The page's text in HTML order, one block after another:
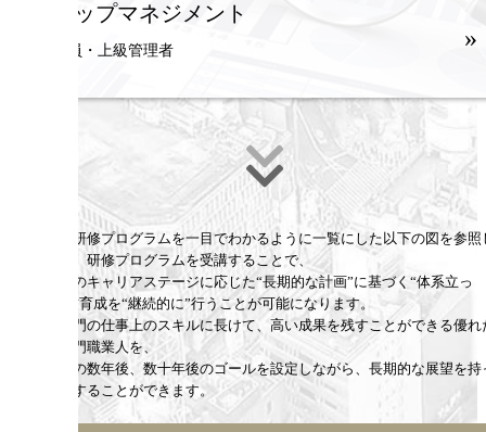
トップマネジメント
役員・上級管理者 »
上記の研修プログラムを一目でわかるように一覧にした以下の図を参照
ながら、研修プログラムを受講することで、
受講者のキャリアステージに応じた“長期的な計画”に基づく“体系立っ
た”人材育成を“継続的に”行うことが可能になります。
総務部門の仕事上のスキルに長けて、高い成果を残すことができる優れ
高度専門職業人を、
受講者の数年後、数十年後のゴールを設定しながら、長期的な展望を持
て育成することができます。